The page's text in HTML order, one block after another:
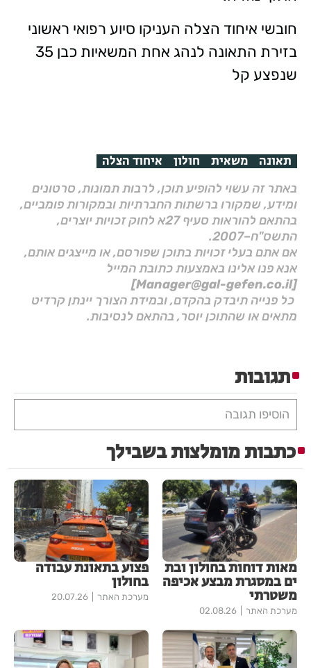
חובשי איחוד הצלה העניקו סיוע רפואי ראשוני
בזירת התאונה לנהג אחת המשאיות כבן 35
שנפצע קל
תאונה משאית חולון איחוד הצלה
באתר זה עשוי להופיע תוכן, לרבות תמונות, סרטונים
ומידע, שמקורו ברשתות החברתיות ובמקורות פומביים,
בהתאם להוראות סעיף 27א לחוק זכויות יוצרים,
התשס"ח–2007.
אם אתם בעלי זכויות בתוכן שפורסם, או מייצגים אותם,
אנא פנו אלינו באמצעות כתובת המייל
[Manager@gal-gefen.co.il]
כל פנייה תיבדק בהקדם, ובמידת הצורך יינתן קרדיט
מתאים או שהתוכן יוסר, בהתאם לנסיבות.
תגובות
הוסיפו תגובה
כתבות מומלצות בשבילך
מאות דוחות בחולון ובת
ים במסגרת מבצע אכיפה
משטרתי
מערכת האתר 02.08.26
פצוע בתאונת עבודה
בחולון
מערכת האתר 20.07.26